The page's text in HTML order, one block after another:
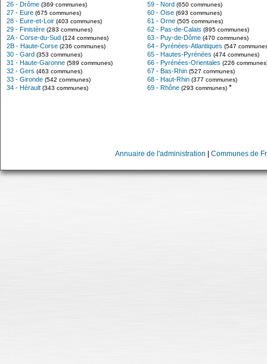
26 - Drôme (369 communes)
27 - Eure (675 communes)
28 - Eure-et-Loir (403 communes)
29 - Finistère (283 communes)
2A - Corse-du-Sud (124 communes)
2B - Haute-Corse (236 communes)
30 - Gard (353 communes)
31 - Haute-Garonne (589 communes)
32 - Gers (463 communes)
33 - Gironde (542 communes)
34 - Hérault (343 communes)
59 - Nord (650 communes)
60 - Oise (693 communes)
61 - Orne (505 communes)
62 - Pas-de-Calais (895 communes)
63 - Puy-de-Dôme (470 communes)
64 - Pyrénées-Atlantiques (547
65 - Hautes-Pyrénées (474 communes)
66 - Pyrénées-Orientales (226
67 - Bas-Rhin (527 communes)
68 - Haut-Rhin (377 communes)
69 - Rhône (293 communes) *
Annuaire de l'administration Communes de